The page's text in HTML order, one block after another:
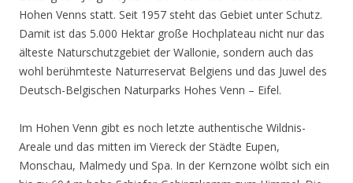
Hohen Venns statt. Seit 1957 steht das Gebiet unter Schutz.
Damit ist das 5.000 Hektar große Hochplateau nicht nur das
älteste Naturschutzgebiet der Wallonie, sondern auch das
wohl berühmteste Naturreservat Belgiens und das Juwel des
Deutsch-Belgischen Naturparks Hohes Venn – Eifel.
Im Hohen Venn gibt es noch letzte authentische Wildnis-
Areale und das mitten im Viereck der Städte Eupen,
Monschau, Malmedy und Spa. In der Kernzone wölbt sich ein